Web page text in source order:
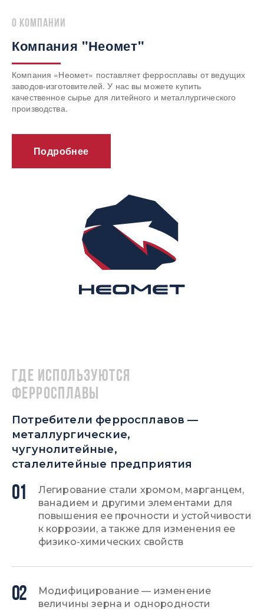
о компании
Компания "Неомет"
Компания «Неомет» поставляет ферросплавы от ведущих
заводов-изготовителей. У нас вы можете купить
качественное сырье для литейного и металлургического
производства.
Подробнее
Где используются
ферросплавы
Потребители ферросплавов —
металлургические,
чугунолитейные,
сталелитейные предприятия
01
Легирование стали хромом, марганцем,
ванадием и другими элементами для
повышения ее прочности и устойчивости
к коррозии, а также для изменения ее
физико-химических свойств
02
Модифицирование — изменение
величины зерна и однородности